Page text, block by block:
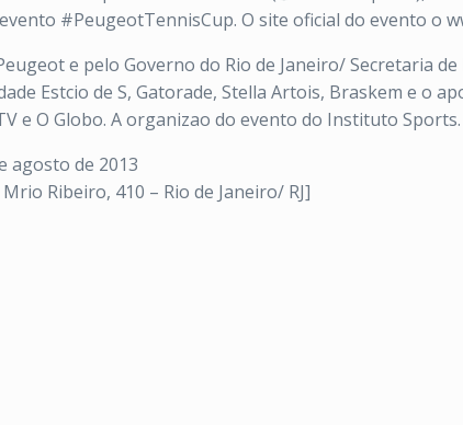
#PeugeotTennisCup. O site oficial do evento o
e pelo Governo do Rio de Janeiro/ Secretaria
Estcio de S, Gatorade, Stella Artois, Braskem e o
e O Globo. A organizao do evento do Instituto Sports.
agosto de 2013
Ribeiro, 410 – Rio de Janeiro/ RJ]